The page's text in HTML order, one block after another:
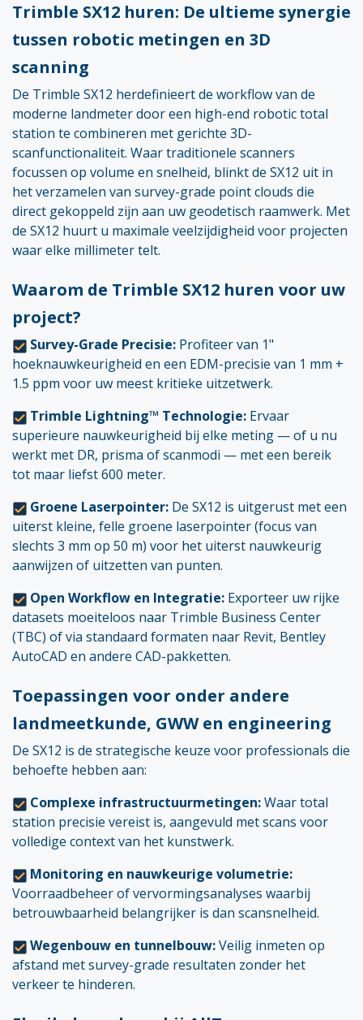
Trimble SX12 huren: De ultieme synergie
tussen robotic metingen en 3D
scanning
De Trimble SX12 herdefinieert de workflow van de
moderne landmeter door een high-end robotic total
station te combineren met gerichte 3D-
scanfunctionaliteit. Waar traditionele scanners
focussen op volume en snelheid, blinkt de SX12 uit in
het verzamelen van survey-grade point clouds die
direct gekoppeld zijn aan uw geodetisch raamwerk. Met
de SX12 huurt u maximale veelzijdigheid voor projecten
waar elke millimeter telt.
Waarom de Trimble SX12 huren voor uw
project?
Survey-Grade Precisie: Profiteer van 1"
hoeknauwkeurigheid en een EDM-precisie van 1 mm +
1.5 ppm voor uw meest kritieke uitzetwerk.
Trimble Lightning™ Technologie: Ervaar
superieure nauwkeurigheid bij elke meting — of u nu
werkt met DR, prisma of scanmodi — met een bereik
tot maar liefst 600 meter.
Groene Laserpointer: De SX12 is uitgerust met een
uiterst kleine, felle groene laserpointer (focus van
slechts 3 mm op 50 m) voor het uiterst nauwkeurig
aanwijzen of uitzetten van punten.
Open Workflow en Integratie: Exporteer uw rijke
datasets moeiteloos naar Trimble Business Center
(TBC) of via standaard formaten naar Revit, Bentley
AutoCAD en andere CAD-pakketten.
Toepassingen voor onder andere
landmeetkunde, GWW en engineering
De SX12 is de strategische keuze voor professionals die
behoefte hebben aan:
Complexe infrastructuurmetingen:Waar total
station precisie vereist is, aangevuld met scans voor
volledige context van het kunstwerk.
Monitoring en nauwkeurige volumetrie:
Voorraadbeheer of vervormingsanalyses waarbij
betrouwbaarheid belangrijker is dan scansnelheid.
Wegenbouw en tunnelbouw:Veilig inmeten op
afstand met survey-grade resultaten zonder het
verkeer te hinderen.